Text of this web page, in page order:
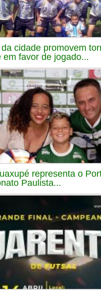
cidade promovem
em favor de jogado...
representa o
Paulista...